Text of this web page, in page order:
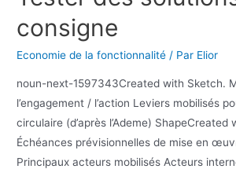
consigne
Economie de la fonctionnalité / Par Elior
noun-next-1597343Created with Sketch.
l’engagement / l’action Leviers mobilisés
circulaire (d’après l’Ademe) ShapeCreated
Échéances prévisionnelles de mise en
Principaux acteurs mobilisés Acteurs